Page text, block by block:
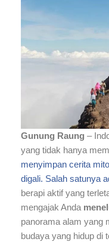
Gunung Raung –
yang tidak hanya
menyimpan cerita
digali. Salah satunya
berapi aktif yang
mengajak Anda
panorama alam yang
budaya yang hidup di